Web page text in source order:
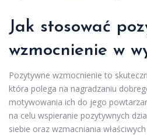
Jak stosować
wzmocnienie w
Pozytywne wzmocnienie to
która polega na nagradzaniu
motywowania ich do jego
na celu wspieranie pozytywnych
siebie oraz wzmacniania